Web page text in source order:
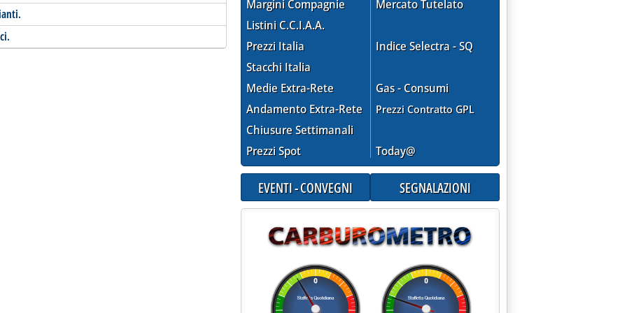
Margini Compagnie
Listini C.C.I.A.A.
Prezzi Italia
Stacchi Italia
Medie Extra-Rete
Andamento Extra-Rete
Chiusure Settimanali
Prezzi Spot
Mercato Tutelato
Indice Selectra - SQ
Gas - Consumi
Prezzi Contratto GPL
Today@
EVENTI - CONVEGNI SEGNALAZIONI